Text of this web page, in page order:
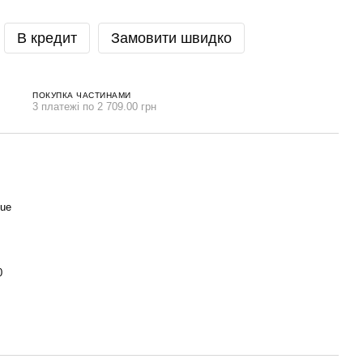
В кредит Замовити швидко
ПОКУПКА ЧАСТИНАМИ
3 платежі по 2 709.00 грн